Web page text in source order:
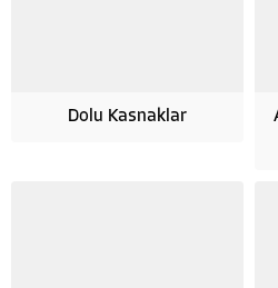
Dolu Kasnaklar